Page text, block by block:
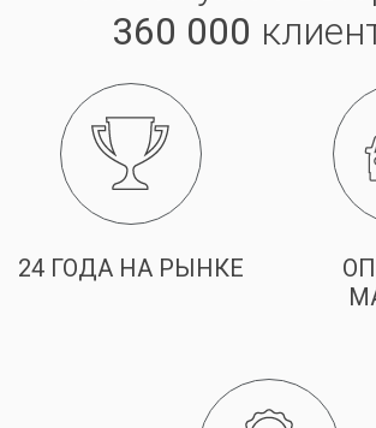
360 000
24 ГОДА НА РЫНКЕ